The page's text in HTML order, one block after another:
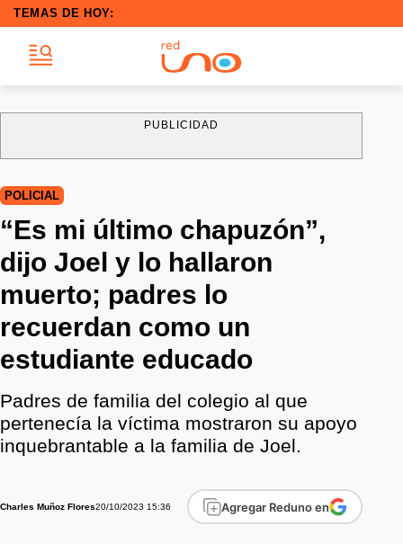
TEMAS DE HOY:
PUBLICIDAD
POLICIAL
“Es mi último chapuzón”,
dijo Joel y lo hallaron
muerto; padres lo
recuerdan como un
estudiante educado
Padres de familia del colegio al que
pertenecía la víctima mostraron su apoyo
inquebrantable a la familia de Joel.
Charles Muñoz Flores20/10/2023 15:36 Agregar Reduno en